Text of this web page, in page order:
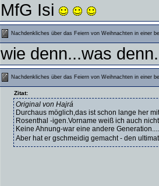
MfG Isi
Nachdenkliches über das Feiern von Weihnachten in einer
wie denn...was
Nachdenkliches über das Feiern von Weihnachten in einer
Zitat:
Original von Hajrá
Durchaus möglich,das ist schon lange her
Rosenthal -igen.Vorname weiß ich auch
Keine Ahnung-war eine andere
Aber hat er gschmeidig gemacht - den